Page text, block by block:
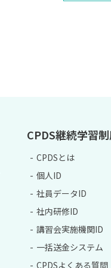
CPDS継続学習
CPDSとは
個人ID
社員データID
社内研修ID
講習会実施機関ID
一括送金システム
CPDSよくある質問